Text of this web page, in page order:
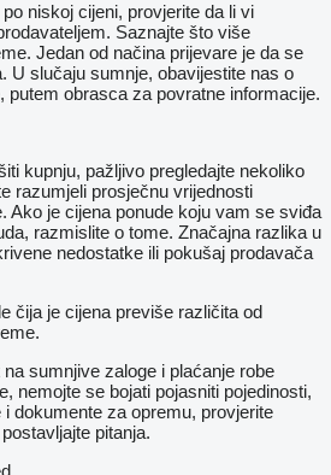
niskoj cijeni, provjerite da li vi
Saznajte što više
Jedan od načina prijevare je da se
U slučaju sumnje, obavijestite nas o
putem obrasca za povratne informacije.
kupnju, pažljivo pregledajte nekoliko
razumjeli prosječnu vrijednosti
Ako je cijena ponude koju vam se sviđa
razmislite o tome. Značajna razlika u
nedostatke ili pokušaj prodavača
čija je cijena previše različita od
sumnjive zaloge i plaćanje robe
nemojte se bojati pojasniti pojedinosti,
dokumente za opremu, provjerite
pitanja.